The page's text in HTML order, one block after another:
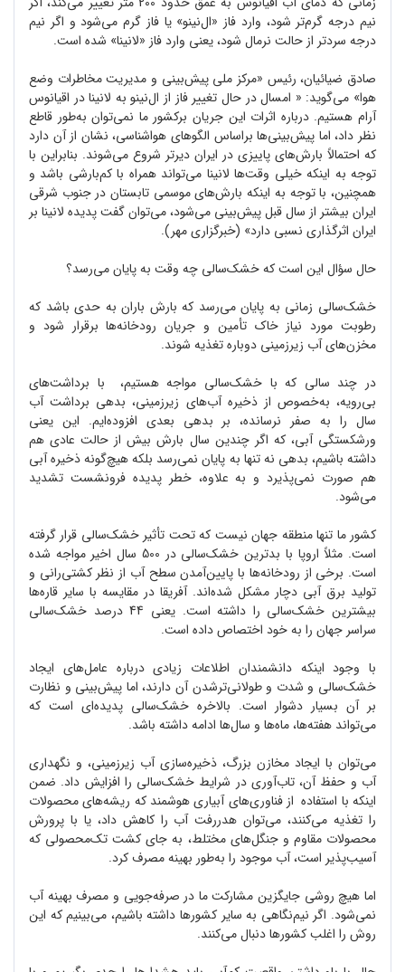
نیم درجه گرم‌تر شود، وارد فاز «ال‌نینو» یا فاز گرم می‌شود و اگر نیم
درجه سردتر از حالت نرمال شود، یعنی وارد فاز «لانینا» شده است.
صادق ضیائیان، رئیس «مرکز ملی پیش‌بینی و مدیریت مخاطرات وضع
هوا» می‌گوید: « امسال در حال تغییر فاز از ال‌نینو به لانینا در اقیانوس
آرام هستیم. درباره اثرات این جریان برکشور ما نمی‌توان به‌طور قاطع
نظر داد، اما پیش‌بینی‌ها براساس الگوهای هواشناسی، نشان از آن دارد
که احتمالاً بارش‌های پاییزی در ایران دیرتر شروع می‌شوند. بنابراین با
توجه به اینکه خیلی وقت‌ها لانینا می‌تواند همراه با کم‌بارشی باشد و
همچنین، با توجه به اینکه بارش‌های موسمی تابستان در جنوب شرقی
ایران بیشتر از سال قبل پیش‌بینی می‌شود، می‌توان گفت پدیده لانینا بر
ایران اثرگذاری نسبی دارد» (خبرگزاری مهر).
حال سؤال این است که خشک‌سالی چه وقت به پایان می‌رسد؟
خشک‌سالی زمانی به پایان می‌رسد که بارش باران به حدی باشد که
رطوبت مورد نیاز خاک تأمین و جریان رودخانه‌ها برقرار شود و
مخزن‌های آب زیرزمینی دوباره تغذیه شوند.
در چند سالی که با خشک‌سالی مواجه هستیم، با برداشت‌های
بی‌رویه، به‌خصوص از ذخیره آب‌های زیر‌زمینی، بدهی برداشت آب
سال را به صفر نرسانده، بر بدهی بعدی افزوده‌ایم. این یعنی
ورشکستگی آبی، که اگر چندین سال بارش بیش از حالت عادی هم
داشته باشیم، بدهی نه تنها به پایان نمی‌رسد بلکه هیچ‌گونه ذخیره آبی
هم صورت نمی‌پذیرد و به علاوه، خطر پدیده فرونشست تشدید
می‌شود.
کشور ما تنها منطقه جهان نیست که تحت تأثیر خشک‌سالی قرار گرفته
است. مثلاً اروپا با بدترین خشک‌سالی در 500 سال اخیر مواجه شده
است. برخی از رودخانه‌ها با پایین‌آمدن سطح آب از نظر کشتی‌رانی و
تولید برق آبی دچار مشکل شده‌اند. آفریقا در مقایسه با سایر قاره‌ها
بیشترین خشک‌سالی را داشته است. یعنی 44 درصد خشک‌سالی
سراسر جهان را به خود اختصاص داده است.
با وجود اینکه دانشمندان اطلاعات زیادی درباره عامل‌های ایجاد
خشک‌سالی و شدت و طولانی‌ترشدن آن دارند، اما پیش‌بینی و نظارت
بر آن بسیار دشوار است. بالاخره خشک‌سالی پدیده‌ای است که
می‌تواند هفته‌ها، ماه‌ها و سال‌ها ادامه داشته باشد.
می‌توان با ایجاد مخازن بزرگ، ذخیره‌سازی آب زیرزمینی، و نگهداری
آب و حفظ آن، تاب‌آوری در شرایط خشک‌سالی را افزایش داد. ضمن
اینکه با استفاده از فناوری‌های آبیاری هوشمند که ریشه‌های محصولات
را تغذیه می‌کنند، می‌توان هدر‌رفت آب را کاهش داد، یا با پرورش
محصولات مقاوم و جنگل‌های مختلط، به جای کشت تک‌محصولی که
آسیب‌پذیر است، آب موجود را به‌طور بهینه مصرف کرد.
اما هیچ روشی جایگزین مشارکت ما در صرفه‌جویی و مصرف بهینه آب
نمی‌شود. اگر نیم‌نگاهی به سایر کشورها داشته باشیم، می‌بینیم که این
روش را اغلب کشورها دنبال می‌کنند.